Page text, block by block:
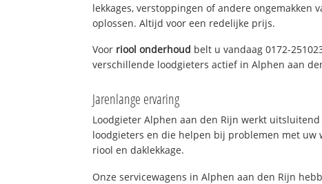
lekkages, verstoppingen of andere ongemakken
oplossen. Altijd voor een redelijke prijs.
Voor riool onderhoud belt u vandaag 0172-
verschillende loodgieters actief in Alphen aan
Jarenlange ervaring
Loodgieter Alphen aan den Rijn werkt
loodgieters en die helpen bij problemen met uw
riool en daklekkage.
Onze servicewagens in Alphen aan den Rijn